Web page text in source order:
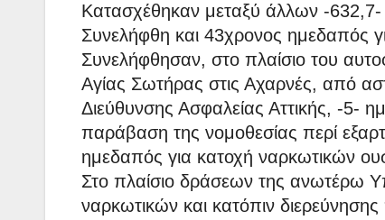
Κατασχέθηκαν μεταξύ άλλων -632,7-
Συνελήφθη και 43χρονος ημεδαπός
Συνελήφθησαν, στο πλαίσιο του
Αγίας Σωτήρας στις Αχαρνές, από
Διεύθυνσης Ασφαλείας Αττικής, -5-
παράβαση της νομοθεσίας περί
ημεδαπός για κατοχή ναρκωτικών
Στο πλαίσιο δράσεων της ανωτέρω
ναρκωτικών και κατόπιν